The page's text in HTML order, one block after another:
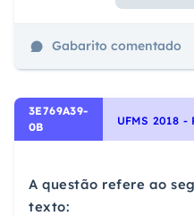
Gabarito comentado
3E769A39-
0B
A questão refere ao
texto: